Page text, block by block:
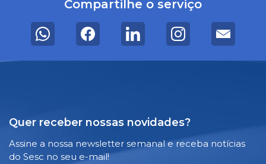
Compartilhe o serviço
Quer receber nossas novidades?
Assine a nossa newsletter semanal e receba notícias
do Sesc no seu e-mail!